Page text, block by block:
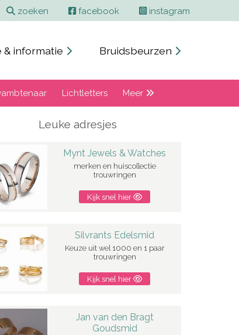
zoeken facebook instagram
& informatie Bruidsbeurzen
Lichtletters Meer
Leuke adresjes
Mynt Jewels & Watches
merken en huiscollectie
trouwringen
Kijk snel hier
Silvrants Edelsmid
Keuze uit wel 1000 en 1 paar
trouwringen
Kijk snel hier
Jan van den Bragt
Goudsmid